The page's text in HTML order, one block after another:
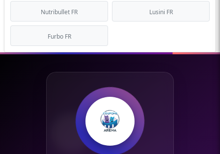
Nutribullet FR Lusini FR
Furbo FR